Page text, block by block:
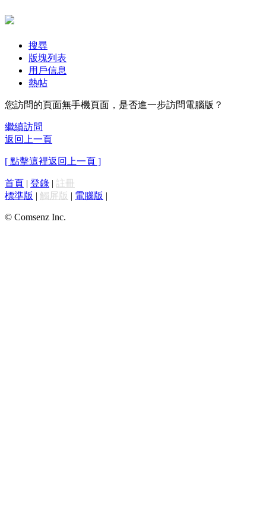
搜尋
版塊列表
用戶信息
熱帖
您訪問的頁面無手機頁面，是否進一步訪問電腦版？
繼續訪問
返回上一頁
[ 點擊這裡返回上一頁 ]
首頁 | 登錄 | 註冊
標準版 | 觸屏版 | 電腦版 |
© Comsenz Inc.